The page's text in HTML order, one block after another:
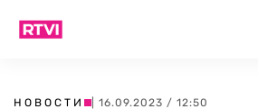
НОВОСТИ | 16.09.2023 / 12:50